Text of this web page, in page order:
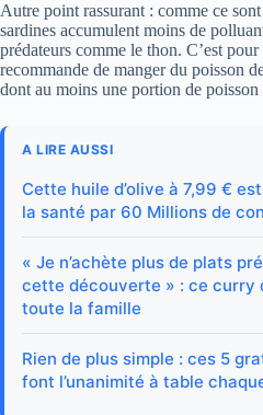
Autre point rassurant : comme ce
sardines accumulent moins de
prédateurs comme le thon. C’est
recommande de manger du poisson
dont au moins une portion de poisson
A LIRE AUSSI
Cette huile d’olive à 7,99 €
la santé par 60 Millions de
« Je n’achète plus de plats
cette découverte » : ce curry
toute la famille
Rien de plus simple : ces 5
font l’unanimité à table